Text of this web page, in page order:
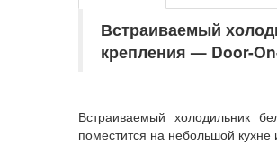
Встраиваемый
крепления — Door-
Встраиваемый холодильник
поместится на небольшой